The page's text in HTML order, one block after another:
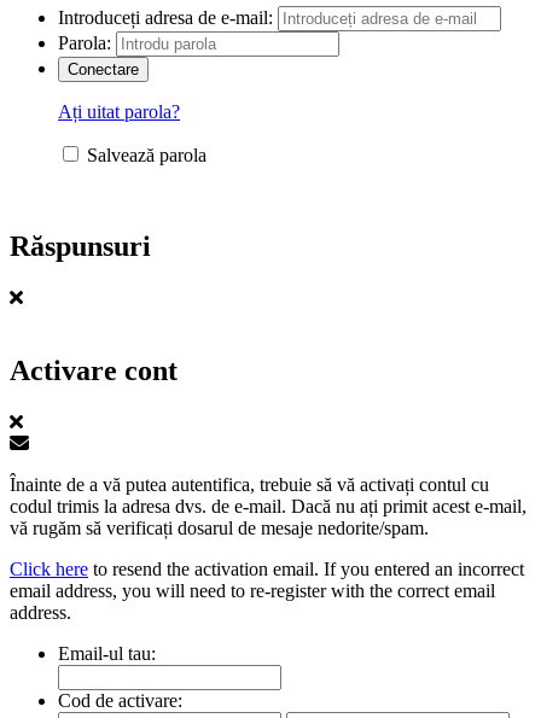
Introduceți adresa de e-mail:
Parola:
Ați uitat parola?
Salvează parola
Răspunsuri
Activare cont
Înainte de a vă putea autentifica, trebuie să vă activați contul cu
codul trimis la adresa dvs. de e-mail. Dacă nu ați primit acest e-mail,
vă rugăm să verificați dosarul de mesaje nedorite/spam.
Click here to resend the activation email. If you entered an incorrect
email address, you will need to re-register with the correct email
address.
Email-ul tau:
Cod de activare: